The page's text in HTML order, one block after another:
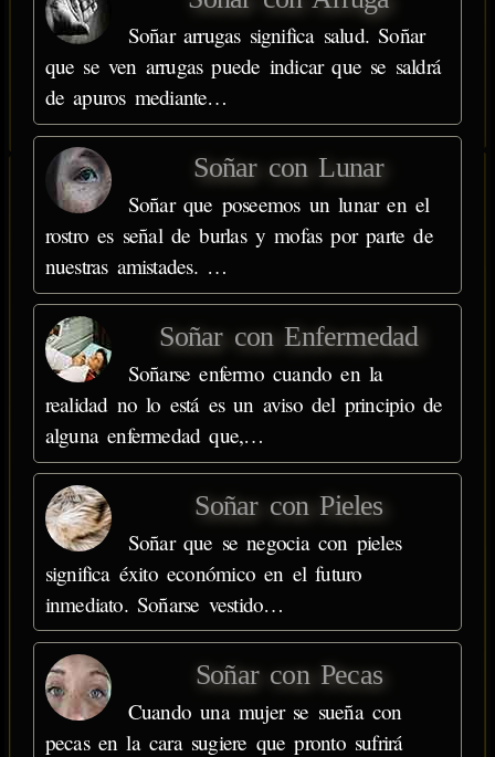
Soñar arrugas significa salud. Soñar
que se ven arrugas puede indicar que se saldrá
de apuros mediante…
Soñar con Lunar
Soñar que poseemos un lunar en el
rostro es señal de burlas y mofas por parte de
nuestras amistades. …
Soñar con Enfermedad
Soñarse enfermo cuando en la
realidad no lo está es un aviso del principio de
alguna enfermedad que,…
Soñar con Pieles
Soñar que se negocia con pieles
significa éxito económico en el futuro
inmediato. Soñarse vestido…
Soñar con Pecas
Cuando una mujer se sueña con
pecas en la cara sugiere que pronto sufrirá